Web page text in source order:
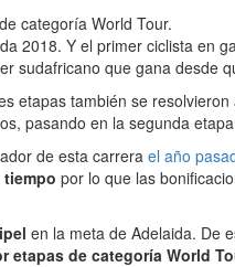
categoría World Tour.
2018. Y el primer ciclista en
sudafricano que gana desde
etapas también se
pasando en la segunda
de esta carrera el año
por lo que las
en la meta de Adelaida. De
etapas de categoría World